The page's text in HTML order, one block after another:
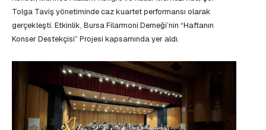
Tolga Taviş yönetiminde caz kuartet performansı olarak
gerçekleşti. Etkinlik, Bursa Filarmoni Derneği’nin “Haftanın
Konser Destekçisi” Projesi kapsamında yer aldı.